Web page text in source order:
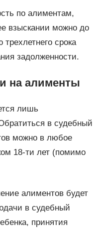
по алиментам,
взыскании можно до
срока
задолженности.
на алименты
лишь
в судебный
можно в любое
18-ти лет (помимо
алиментов будет
в судебный
принятия